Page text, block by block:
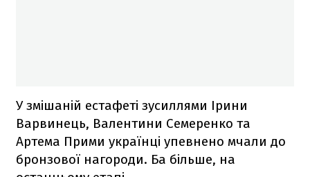
У змішаній естафеті зусиллями Ірини
Варвинець, Валентини Семеренко та
Артема Прими українці упевнено мчали до
бронзової нагороди. Ба більше, на